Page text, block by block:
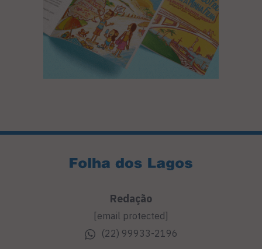
Redação
[email protected]
(22) 99933-2196